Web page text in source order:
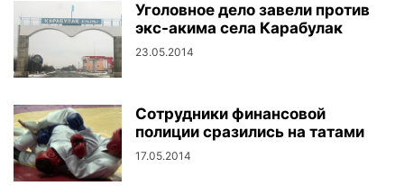
Уголовное дело завели против
экс-акима села Карабулак
23.05.2014
Сотрудники финансовой
полиции сразились на татами
17.05.2014